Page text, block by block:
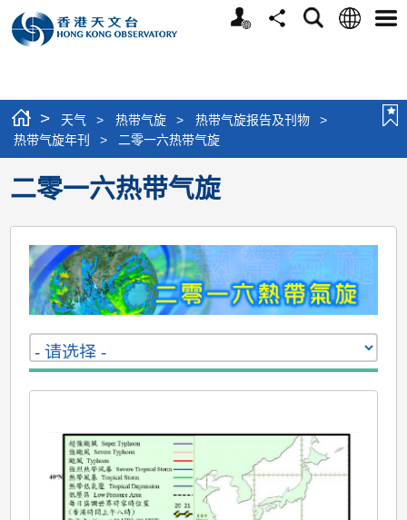
个
分
搜
语
选
> 天气 > 热带气旋 > 热带气旋报告及刊物
>
热带气旋年刊
> 二零一六热带气旋
二零一六热带气旋